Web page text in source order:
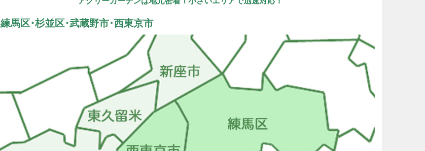
練馬区･杉並区･武蔵野市･西東京市